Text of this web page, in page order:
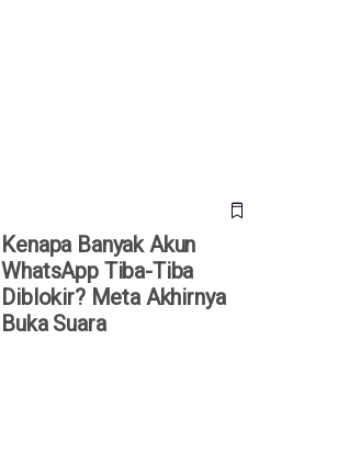
Kenapa Banyak Akun
WhatsApp Tiba-Tiba
Diblokir? Meta Akhirnya
Buka Suara